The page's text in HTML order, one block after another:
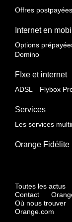
Offres postpayées
Internet en
Options
Domino
FIxe et internet
ADSL Flybox
Services
Les services
Orange Fidélite
Toutes les actus
Contact
Où nous trouver
Orange.com